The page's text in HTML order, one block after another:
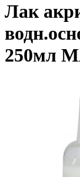
Лак
250мл